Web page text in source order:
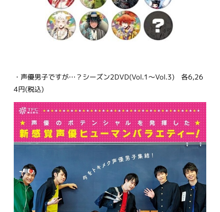
・声優男子ですが…？シーズン2DVD(Vol.1～Vol.3) 各6,26
4円(税込)